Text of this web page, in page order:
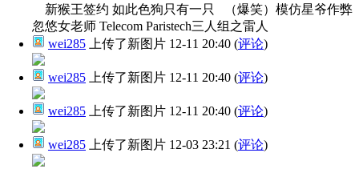
新猴王签约 如此色狗只有一只 （爆笑）模仿星爷作弊
忽悠女老师 Telecom Paristech三人组之雷人
wei285 上传了新图片 12-11 20:40 (评论)
wei285 上传了新图片 12-11 20:40 (评论)
wei285 上传了新图片 12-11 20:40 (评论)
wei285 上传了新图片 12-03 23:21 (评论)